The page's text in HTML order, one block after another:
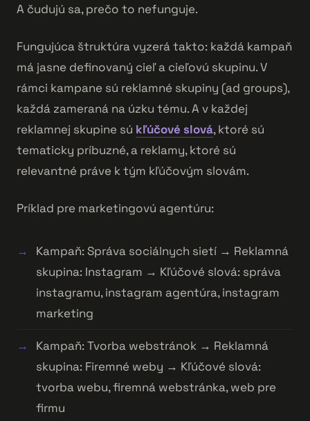
A čudujú sa, prečo to nefunguje.
Fungujúca štruktúra vyzerá takto: každá kampaň
má jasne definovaný cieľ a cieľovú skupinu. V
rámci kampane sú reklamné skupiny (ad groups),
každá zameraná na úzku tému. A v každej
reklamnej skupine sú kľúčové slová, ktoré sú
tematicky príbuzné, a reklamy, ktoré sú
relevantné práve k tým kľúčovým slovám.
Príklad pre marketingovú agentúru:
Kampaň: Správa sociálnych sietí → Reklamná
skupina: Instagram → Kľúčové slová: správa
instagramu, instagram agentúra, instagram
marketing
Kampaň: Tvorba webstránok → Reklamná
skupina: Firemné weby → Kľúčové slová:
tvorba webu, firemná webstránka, web pre
firmu